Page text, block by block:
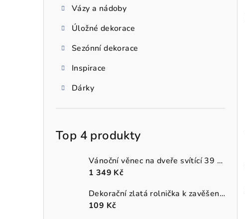
Vázy a nádoby
Úložné dekorace
Sezónní dekorace
Inspirace
Dárky
Top 4 produkty
Vánoční věnec na dveře svítící 39 cm
1 349 Kč
Dekorační zlatá rolnička k zavěšení 10 cm
109 Kč